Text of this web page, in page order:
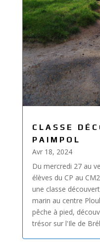
CLASSE
PAIMPOL
Avr 18, 2024
Du mercredi 27 au
élèves du CP au
une classe
marin au centre
pêche à pied,
trésor sur l'Ile de